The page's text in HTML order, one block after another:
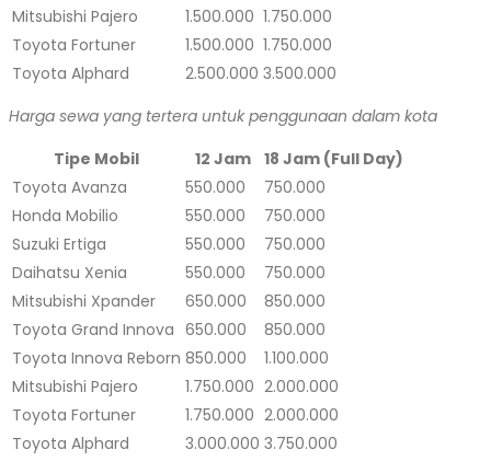
Mitsubishi Pajero
1.500.000 1.750.000
Toyota Fortuner
1.500.000 1.750.000
Toyota Alphard
2.500.000 3.500.000
Harga sewa yang tertera untuk penggunaan dalam kota
Tipe Mobil
12 Jam
18 Jam (Full Day)
Toyota Avanza
550.000
750.000
Honda Mobilio
550.000
750.000
Suzuki Ertiga
550.000
750.000
Daihatsu Xenia
550.000
750.000
Mitsubishi Xpander
650.000
850.000
Toyota Grand Innova 650.000
850.000
Toyota Innova Reborn 850.000
1.100.000
Mitsubishi Pajero
1.750.000 2.000.000
Toyota Fortuner
1.750.000 2.000.000
Toyota Alphard
3.000.000 3.750.000